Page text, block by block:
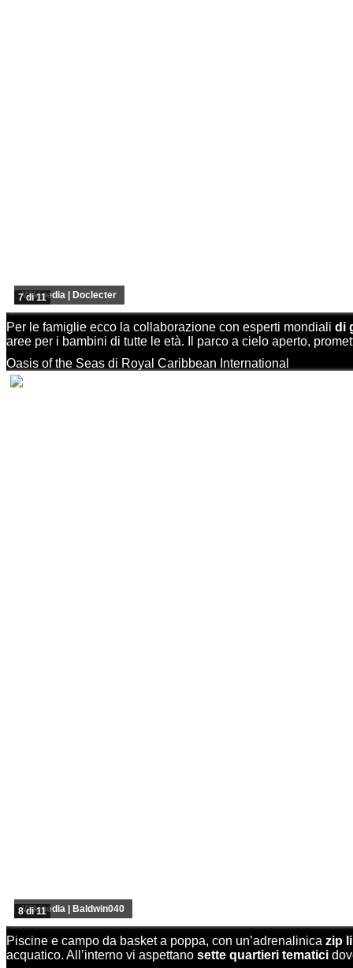
Wikipedia | Doclecter
7 di 11
Per le famiglie ecco la collaborazione con esperti mondiali di
aree per i bambini di tutte le età. Il parco a cielo aperto,
Oasis of the Seas di Royal Caribbean International
Wikipedia | Baldwin040
8 di 11
Piscine e campo da basket a poppa, con un’adrenalinica zip
acquatico. All’interno vi aspettano sette quartieri tematici